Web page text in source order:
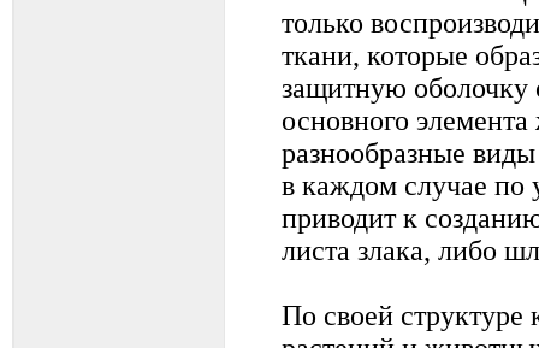
только
ткани, которые
защитную оболочку
основного
разнообразные
в каждом случае по
приводит к
листа злака, либо
По своей